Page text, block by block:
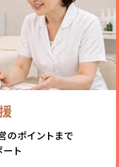
ポイントまで
ート